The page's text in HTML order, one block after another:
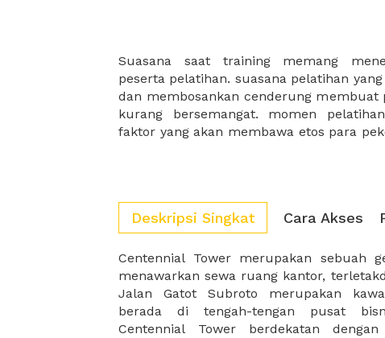
Suasana saat training memang
peserta pelatihan. suasana pelatihan
dan membosankan cenderung membuat
kurang bersemangat. momen
faktor yang akan membawa etos para
mau bukan jika training perusahaan
lagi. XWORK akan selalu hadir sebagai
Deskripsi Singkat Cara Akses
Centennial Tower merupakan sebuah
menawarkan sewa ruang kantor,
Jalan Gatot Subroto merupakan
berada di tengah-tengan pusat
Centennial Tower berdekatan
dan Beer Garden BSD. Posisi ini
menjadikan gedung yang cocok bagi
kantor yang ideal atau ruangan untuk